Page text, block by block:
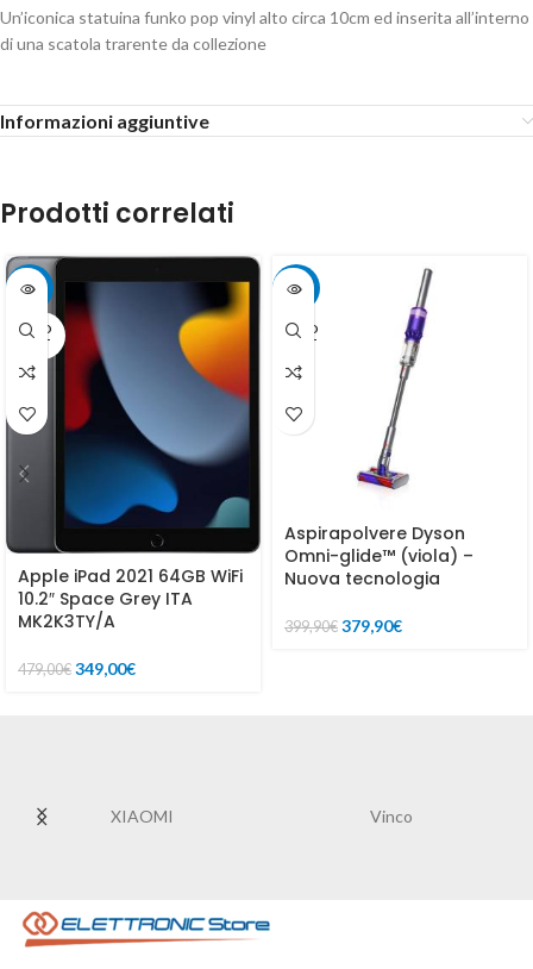
Un’iconica statuina funko pop vinyl alto circa 10cm ed inserita all’interno
di una scatola trarente da collezione
Informazioni aggiuntive
Prodotti correlati
-27%
SOLD
OUT
Apple iPad 2021 64GB WiFi
10.2″ Space Grey ITA
MK2K3TY/A
479,00€ 349,00€
-5%
SOLD
OUT
Aspirapolvere Dyson
Omni-glide™ (viola) –
Nuova tecnologia
399,90€ 379,90€
XIAOMI Vinco